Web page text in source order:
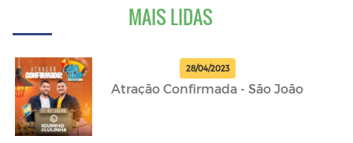
MAIS LIDAS
28/04/2023
Atração Confirmada - São João